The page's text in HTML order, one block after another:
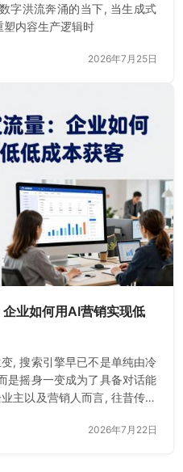
字洪流奔涌的当下, 当生成式
塑内容生产逻辑时
2026年7月25日
业如何用AI营销实现低
, 搜索引擎早已不是单纯由冷
是摇身一变成为了具备对话能
主以及营销人而言, 往昔传统
2026年7月22日